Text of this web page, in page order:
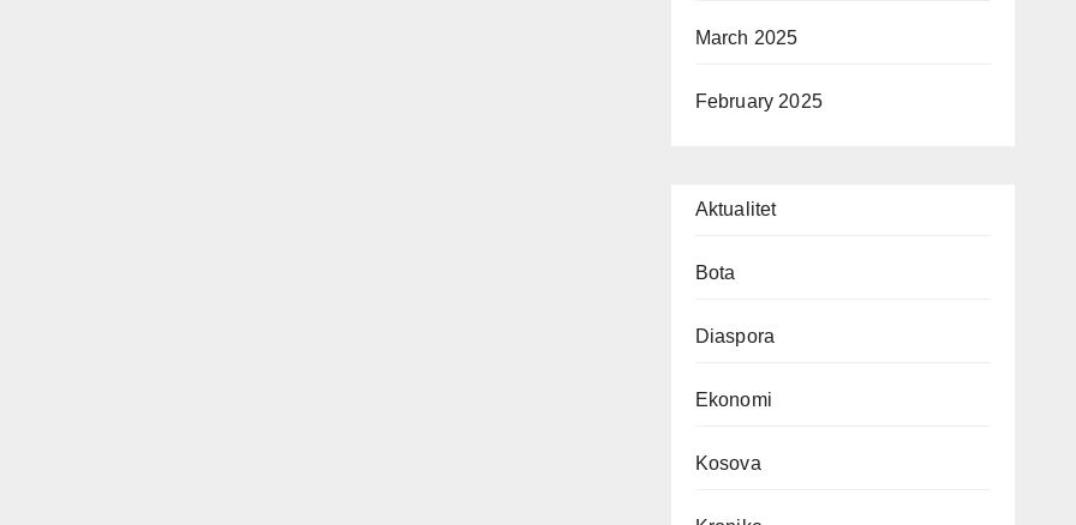
March 2025
February 2025
Aktualitet
Bota
Diaspora
Ekonomi
Kosova